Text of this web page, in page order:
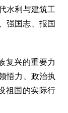
水利与建筑工
强国志、报国
复兴的重要力
悟力、政治执
祖国的实际行